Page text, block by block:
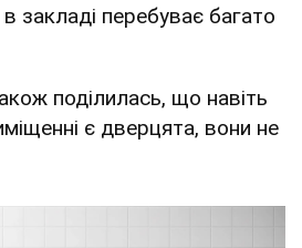
закладі перебуває багато
поділилась, що навіть
є дверцята, вони не